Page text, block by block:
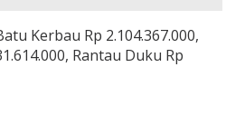
Kerbau Rp 2.104.367.000,
Rantau Duku Rp